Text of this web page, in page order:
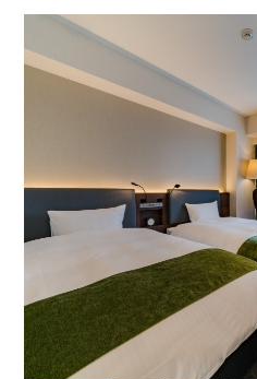
110cm×195cm（엑스트라 베
세미 세퍼레이트(욕실 화장실
엑스트라 베드
엑스트라 베드 설치 (가능) /
함께 자는 자녀분은 2인까지
일반적인 객실 설비 · 용품